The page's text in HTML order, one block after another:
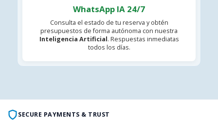
WhatsApp IA 24/7
Consulta el estado de tu reserva y obtén
presupuestos de forma autónoma con nuestra
Inteligencia Artificial. Respuestas inmediatas
todos los días.
SECURE PAYMENTS & TRUST